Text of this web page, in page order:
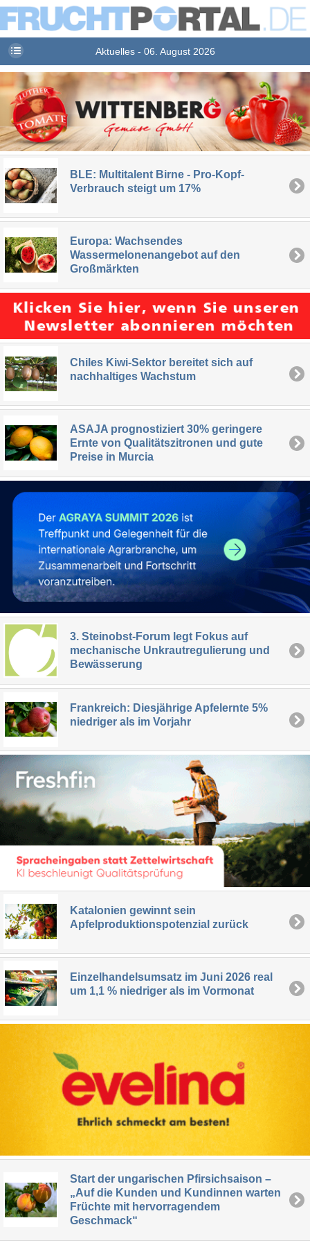
Aktuelles - 06. August 2026
BLE: Multitalent Birne - Pro-Kopf-
Verbrauch steigt um 17%
Europa: Wachsendes
Wassermelonenangebot auf den
Großmärkten
Chiles Kiwi-Sektor bereitet sich auf
nachhaltiges Wachstum
ASAJA prognostiziert 30% geringere
Ernte von Qualitätszitronen und gute
Preise in Murcia
3. Steinobst-Forum legt Fokus auf
mechanische Unkrautregulierung und
Bewässerung
Frankreich: Diesjährige Apfelernte 5%
niedriger als im Vorjahr
Katalonien gewinnt sein
Apfelproduktionspotenzial zurück
Einzelhandelsumsatz im Juni 2026 real
um 1,1 % niedriger als im Vormonat
Start der ungarischen Pfirsichsaison –
„Auf die Kunden und Kundinnen warten
Früchte mit hervorragendem
Geschmack“